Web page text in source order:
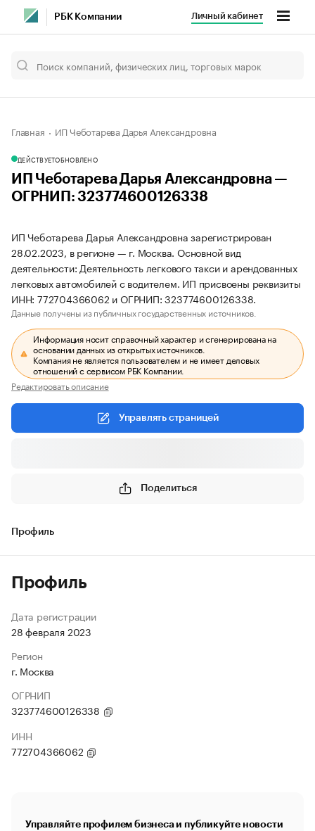
РБК Компании Личный кабинет
Главная ИП Чеботарева Дарья Александровна
ДЕЙСТВУЕТОБНОВЛЕНО
ИП Чеботарева Дарья Александровна —
ОГРНИП: 323774600126338
ИП Чеботарева Дарья Александровна зарегистрирован
28.02.2023, в регионе — г. Москва. Основной вид
деятельности: Деятельность легкового такси и арендованных
легковых автомобилей с водителем. ИП присвоены реквизиты
ИНН: 772704366062 и ОГРНИП: 323774600126338.
Данные получены из публичных государственных источников.
Информация носит справочный характер и сгенерирована на
основании данных из открытых источников.
Компания не является пользователем и не имеет деловых
отношений с сервисом РБК Компании.
Редактировать описание
Управлять страницей
Поделиться
Профиль
Профиль
Дата регистрации
28 февраля 2023
Регион
г. Москва
ОГРНИП
323774600126338
ИНН
772704366062
Управляйте профилем бизнеса и публикуйте новости